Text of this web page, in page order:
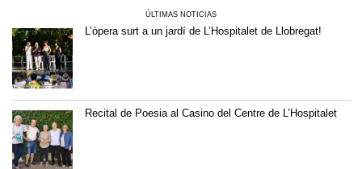
ÚLTIMAS NOTICIAS
L’òpera surt a un jardí de L’Hospitalet de Llobregat!
Recital de Poesia al Casino del Centre de L’Hospitalet